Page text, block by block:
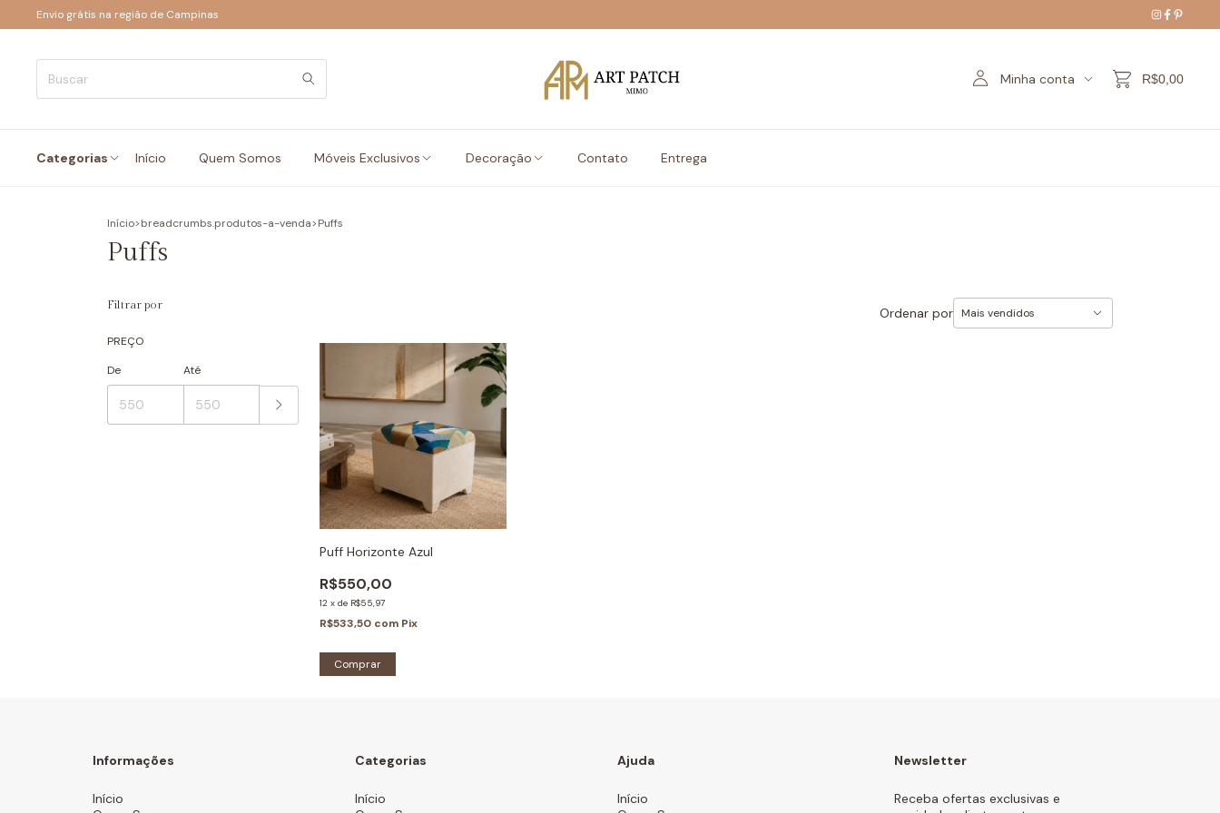
Envio grátis na região de Campinas
Minha conta R$0,00
Categorias Início Quem Somos Móveis Exclusivos Decoração Contato Entrega
Início>breadcrumbs.produtos-a-venda>Puffs
Puffs
Filtrar por
PREÇO
De
Até
Ordenar por
Puff Horizonte Azul
R$550,00
12 xde R$55,97
R$533,50 com Pix
Informações
Início
Categorias
Início
Ajuda
Início
Newsletter
Receba ofertas exclusivas e